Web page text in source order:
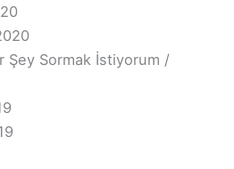
Şey Sormak İstiyorum /